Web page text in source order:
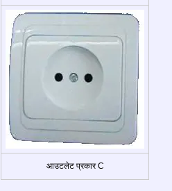
आउटलेट प्रकार C